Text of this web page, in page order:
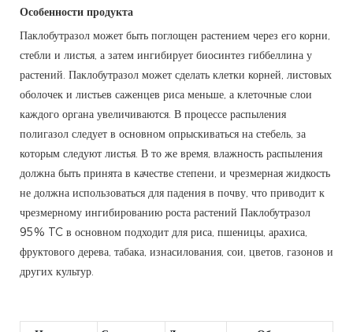
Особенности продукта
Паклобутразол может быть поглощен растением через его корни,
стебли и листья, а затем ингибирует биосинтез гиббеллина у
растений. Паклобутразол может сделать клетки корней, листовых
оболочек и листьев саженцев риса меньше, а клеточные слои
каждого органа увеличиваются. В процессе распыления
полигазол следует в основном опрыскиваться на стебель, за
которым следуют листья. В то же время, влажность распыления
должна быть принята в качестве степени, и чрезмерная жидкость
не должна использоваться для падения в почву, что приводит к
чрезмерному ингибированию роста растений Паклобутразол
95% TC в основном подходит для риса, пшеницы, арахиса,
фруктового дерева, табака, изнасилования, сои, цветов, газонов и
других культур.